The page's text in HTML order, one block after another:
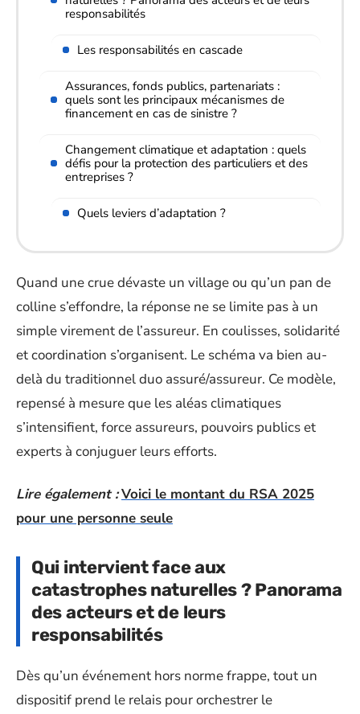
responsabilités
Les responsabilités en cascade
Assurances, fonds publics, partenariats :
quels sont les principaux mécanismes de
financement en cas de sinistre ?
Changement climatique et adaptation : quels
défis pour la protection des particuliers et des
entreprises ?
Quels leviers d’adaptation ?
Quand une crue dévaste un village ou qu’un pan de
colline s’effondre, la réponse ne se limite pas à un
simple virement de l’assureur. En coulisses, solidarité
et coordination s’organisent. Le schéma va bien au-
delà du traditionnel duo assuré/assureur. Ce modèle,
repensé à mesure que les aléas climatiques
s’intensifient, force assureurs, pouvoirs publics et
experts à conjuguer leurs efforts.
Lire également :Voici le montant du RSA 2025
pour une personne seule
Qui intervient face aux
catastrophes naturelles ? Panorama
des acteurs et de leurs
responsabilités
Dès qu’un événement hors norme frappe, tout un
dispositif prend le relais pour orchestrer le